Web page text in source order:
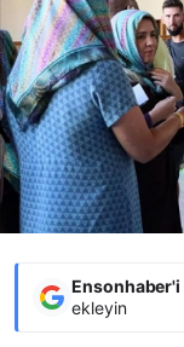
Ensonhaber'i
ekleyin